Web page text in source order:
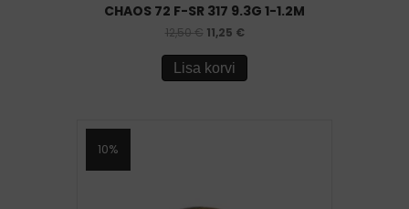
CHAOS 72 F-SR 317 9.3G 1-1.2M
12,50€ 11,25 €
Lisa korvi
10%